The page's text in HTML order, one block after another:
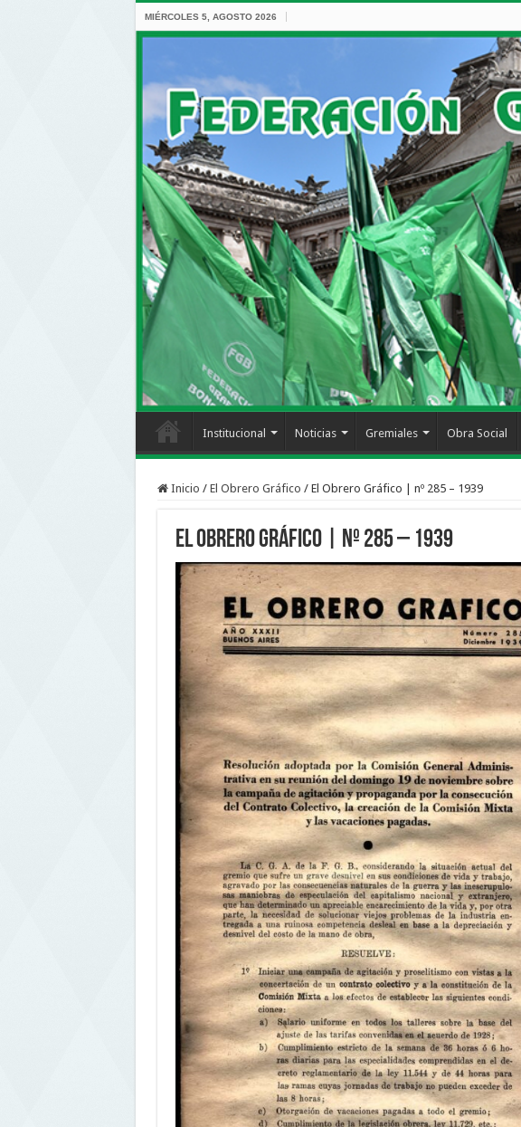
MIÉRCOLES 5, AGOSTO 2026
Institucional Noticias Gremiales Obra Social
Inicio / El Obrero Gráfico / El Obrero Gráfico | nº 285 – 1939
El Obrero Gráfico | nº 285 – 1939